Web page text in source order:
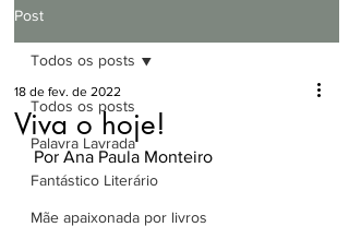
Post
Todos os posts
Palavra Lavrada
Fantástico Literário
Mãe apaixonada por livros
Todos os posts
Viva o hoje!
18 de fev. de 2022
Por Ana Paula Monteiro